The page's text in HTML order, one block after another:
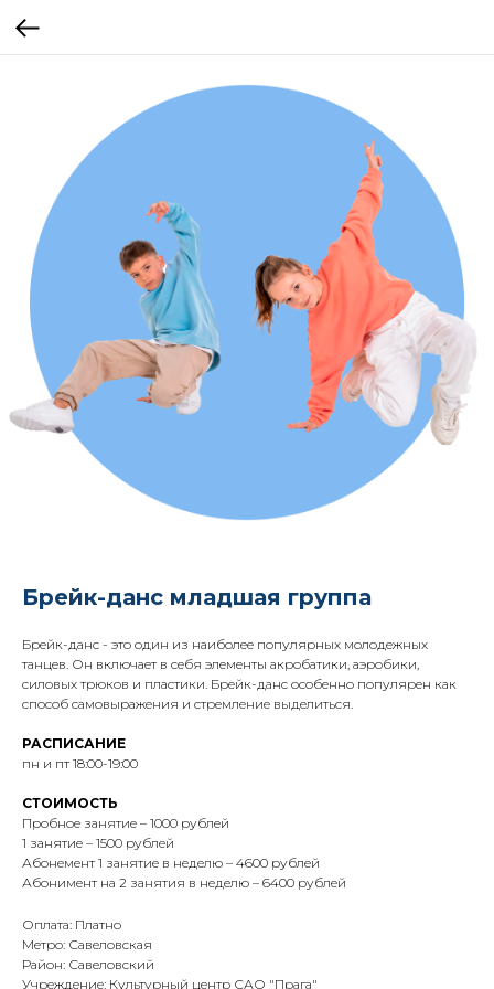
Брейк-данс младшая группа
Брейк-данс - это один из наиболее популярных молодежных
танцев. Он включает в себя элементы акробатики, аэробики,
силовых трюков и пластики. Брейк-данс особенно популярен как
способ самовыражения и стремление выделиться.
РАСПИСАНИЕ
пн и пт 18:00-19:00
СТОИМОСТЬ
Пробное занятие – 1000 рублей
1 занятие – 1500 рублей
Абонемент 1 занятие в неделю – 4600 рублей
Абонимент на 2 занятия в неделю – 6400 рублей
Оплата: Платно
Метро: Савеловская
Район: Савеловский
Учреждение: Культурный центр САО "Прага"